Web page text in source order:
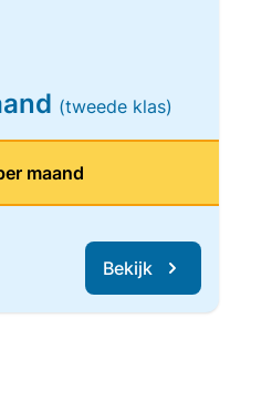
(tweede klas)
maand
Bekijk